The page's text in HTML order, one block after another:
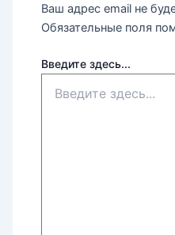
Ваш адрес email не
Обязательные поля
Введите здесь...